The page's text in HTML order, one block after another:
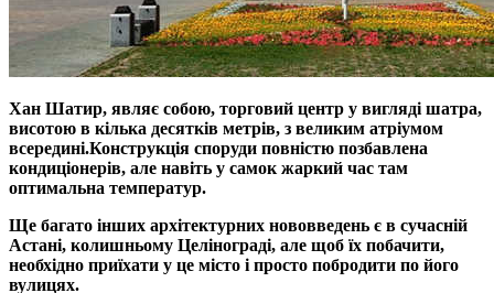
Хан Шатир, являє собою, торговий центр у вигляді шатра,
висотою в кілька десятків метрів, з великим атріумом
всередині.Конструкція споруди повністю позбавлена
кондиціонерів, але навіть у самок жаркий час там
оптимальна температур.
Ще багато інших архітектурних нововведень є в сучасній
Астані, колишньому Целінограді, але щоб їх побачити,
необхідно приїхати у це місто і просто побродити по його
вулицях.